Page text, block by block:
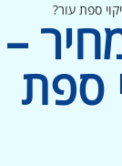
ספת עור?
–
ספת